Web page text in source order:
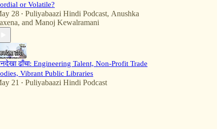
or Volatile?
28 • Puliyabaazi Hindi Podcast, Anushka
, and Manoj Kewalramani
ढाँचा: Engineering Talent, Non-Profit Trade
Vibrant Public Libraries
21 • Puliyabaazi Hindi Podcast